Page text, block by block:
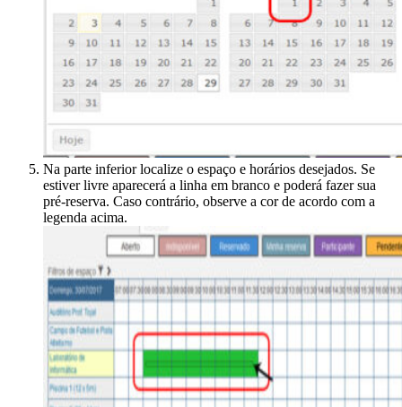
Na parte inferior localize o espaço e horários desejados. Se
estiver livre aparecerá a linha em branco e poderá fazer sua
pré-reserva. Caso contrário, observe a cor de acordo com a
legenda acima.